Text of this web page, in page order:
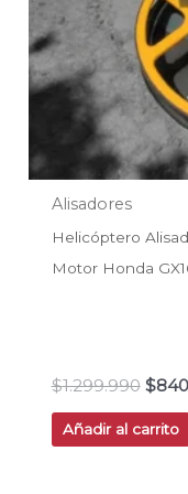
Alisadores
Helicóptero
Motor Honda
$1.299.990 $
Añadir al carrito